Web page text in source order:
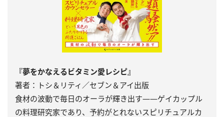
『夢をかなえるビタミン愛レシピ』
著者：トシ＆リティ／セブン＆アイ出版
食材の波動で毎日のオーラが輝き出す――ゲイカップル
の料理研究家であり、予約がとれないスピリチュアルカ